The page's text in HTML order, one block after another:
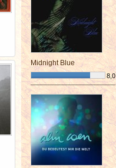
Midnight Blue
8,0
¯¯¯¯¯¯¯¯¯¯¯¯¯¯¯¯¯¯¯¯¯¯¯¯